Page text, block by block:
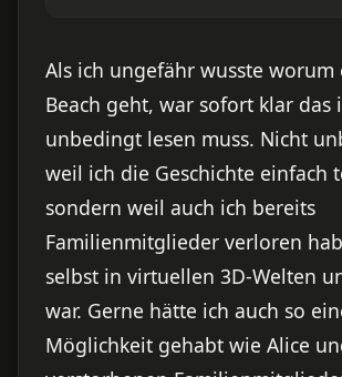
Als ich ungefähr wusste worum
Beach geht, war sofort klar das
unbedingt lesen muss. Nicht
weil ich die Geschichte einfach
sondern weil auch ich bereits
Familienmitglieder verloren
selbst in virtuellen 3D-Welten
war. Gerne hätte ich auch so
Möglichkeit gehabt wie Alice